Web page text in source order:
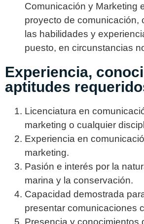
Comunicación y Marketing
proyecto de comunicación,
las habilidades y
puesto, en circunstancias
Experiencia,
aptitudes
Licenciatura en
marketing o cualquier
Experiencia en
marketing.
Pasión e interés por la
marina y la conservación.
Capacidad demostrada
presentar comunicaciones
Presencia y conocimientos